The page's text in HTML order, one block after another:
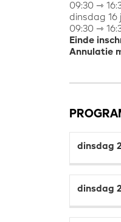
09:30 ⇾
dinsdag 16
09:30 ⇾
Einde
Annulatie
dinsdag
dinsdag